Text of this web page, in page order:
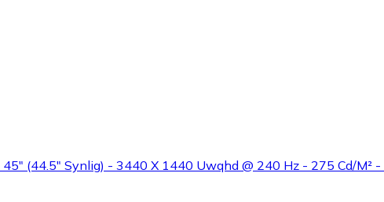
(44.5" Synlig) - 3440 X 1440 Uwqhd @ 240 Hz - 275 Cd/